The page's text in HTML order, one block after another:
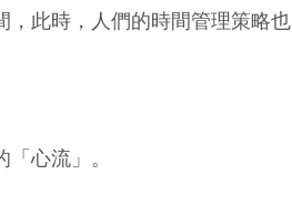
，此時，人們的時間管理策略也
心流」。